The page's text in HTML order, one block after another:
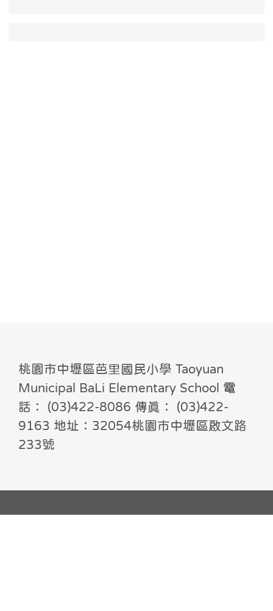
桃園市中壢區芭里國民小學 Taoyuan
Municipal BaLi Elementary School 電
話： (03)422-8086 傳真： (03)422-
9163 地址：32054桃園市中壢區啟文路
233號